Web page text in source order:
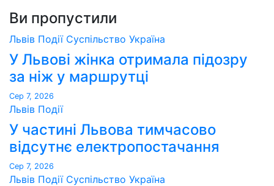
Ви пропустили
Львів Події Суспільство Україна
У Львові жінка отримала підозру
за ніж у маршрутці
Сер 7, 2026
Львів Події
У частині Львова тимчасово
відсутнє електропостачання
Сер 7, 2026
Львів Події Суспільство Україна